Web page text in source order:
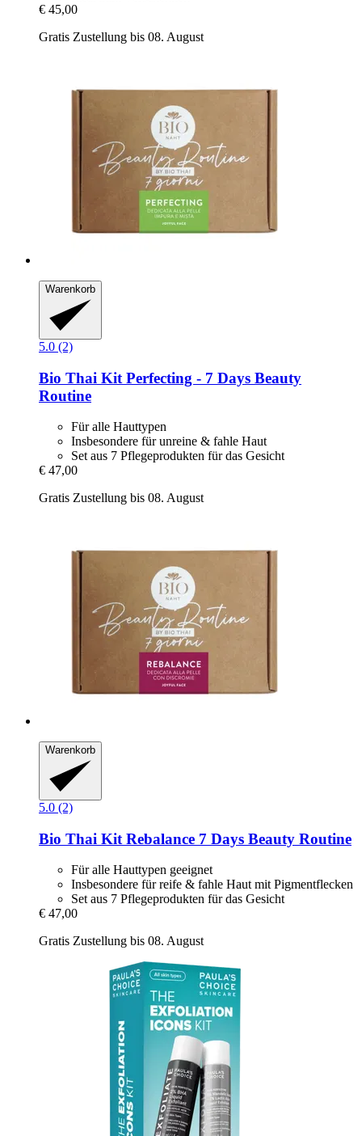
€ 45,00
Gratis Zustellung bis 08. August
Warenkorb
5.0 (2)
Bio Thai Kit Perfecting -​ 7 Days Beauty
Routine
Für alle Hauttypen
Insbesondere für unreine & fahle Haut
Set aus 7 Pflegeprodukten für das Gesicht
€ 47,00
Gratis Zustellung bis 08. August
Warenkorb
5.0 (2)
Bio Thai Kit Rebalance 7 Days Beauty Routine
Für alle Hauttypen geeignet
Insbesondere für reife & fahle Haut mit Pigmentflecken
Set aus 7 Pflegeprodukten für das Gesicht
€ 47,00
Gratis Zustellung bis 08. August